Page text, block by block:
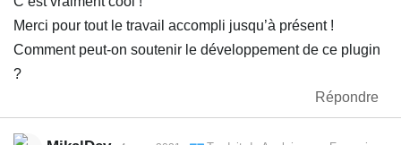
Merci pour tout le travail accompli jusqu’à présent !
Comment peut-on soutenir le développement de ce plugin
?
Répondre